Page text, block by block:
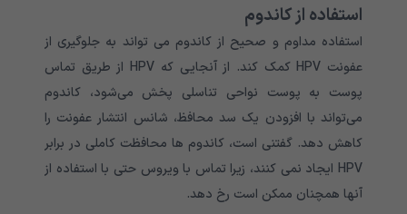
استفاده از کاندوم
استفاده مداوم و صحیح از کاندوم می تواند به جلوگیری از
عفونت HPV کمک کند. از آنجایی که HPV از طریق تماس
پوست به پوست نواحی تناسلی پخش می‌شود، کاندوم
می‌تواند با افزودن یک سد محافظ، شانس انتشار عفونت را
کاهش دهد. گفتنی است، کاندوم ها محافظت کاملی در برابر
HPV ایجاد نمی کنند، زیرا تماس با ویروس حتی با استفاده از
آنها همچنان ممکن است رخ دهد.